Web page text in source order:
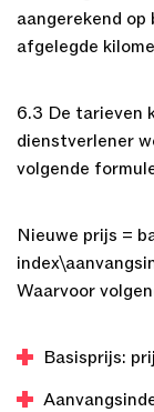
aangerekend
afgelegde
6.3 De tarieven
dienstverlener
volgende
Nieuwe prijs =
Waarvoor
Basisprijs: